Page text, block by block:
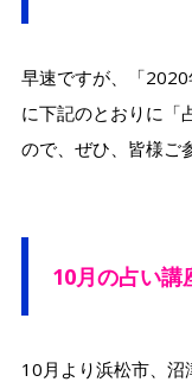
早速ですが、「
に下記のとおりに「
ので、ぜひ、皆様ご
10月の占い講
10月より浜松市、沼